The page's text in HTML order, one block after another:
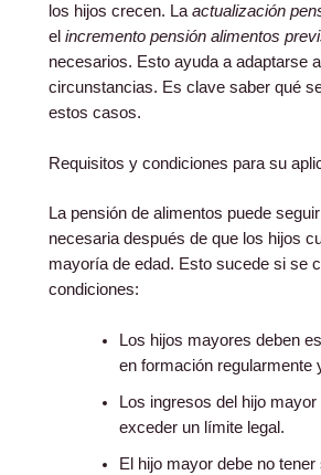
los hijos crecen. La actualización
el incremento pensión alimentos
necesarios. Esto ayuda a adaptarse
circunstancias. Es clave saber qué
estos casos.
Requisitos y condiciones para su
La pensión de alimentos puede
necesaria después de que los hijos
mayoría de edad. Esto sucede si se
condiciones:
Los hijos mayores deben
en formación regularmente
Los ingresos del hijo mayor
exceder un límite legal.
El hijo mayor debe no